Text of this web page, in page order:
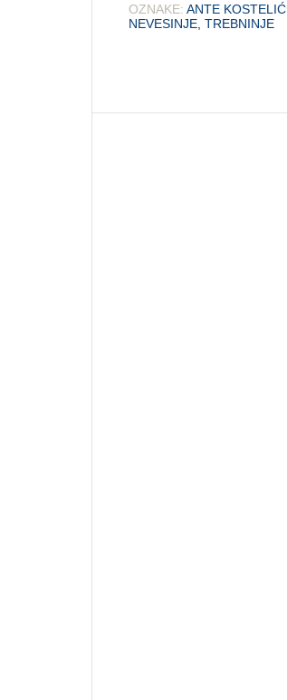
OZNAKE: ANTE KOSTELIĆ
NEVESINJE TREBNINJE